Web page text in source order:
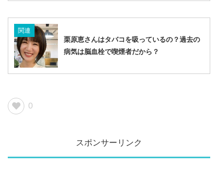
関連
栗原恵さんはタバコを吸っているの？過去の
病気は脳血栓で喫煙者だから？
0
スポンサーリンク